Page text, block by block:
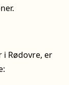
Rødovre, er